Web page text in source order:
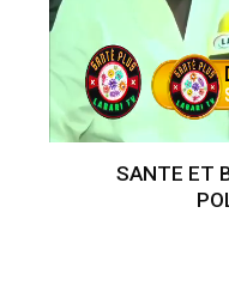
SANTE ET